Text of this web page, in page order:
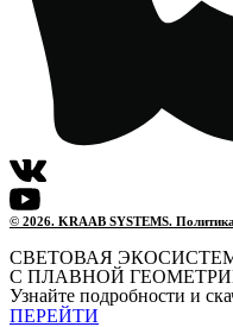
© 2026. KRAAB SYSTEMS.
СВЕТОВАЯ
С ПЛАВНОЙ
Узнайте подробности и
ПЕРЕЙТИ